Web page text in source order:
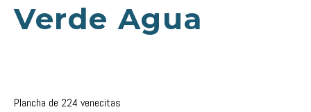
Verde Agua
Plancha de 224 venecitas